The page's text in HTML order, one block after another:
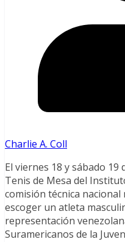
Charlie A. Coll
El viernes 18 y sábado 19
Tenis de Mesa del
comisión técnica
escoger un atleta
representación
Suramericanos de la